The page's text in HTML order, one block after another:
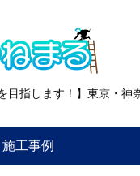
目指します！】東京・
施工事例